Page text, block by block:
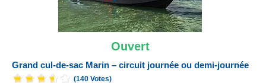
Ouvert
Grand cul-de-sac Marin – circuit journée ou demi-journée
(140 Votes)